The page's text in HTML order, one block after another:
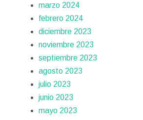
marzo 2024
febrero 2024
diciembre 2023
noviembre 2023
septiembre 2023
agosto 2023
julio 2023
junio 2023
mayo 2023